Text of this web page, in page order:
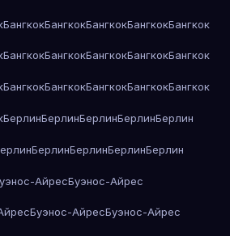
БангкокБангкокБангкокБангкокБангкок
БангкокБангкокБангкокБангкокБангкок
БангкокБангкокБангкокБангкокБангкок
БерлинБерлинБерлинБерлинБерлин
БерлинБерлинБерлинБерлин
АйресБуэнос-Айрес
Буэнос-АйресБуэнос-Айрес